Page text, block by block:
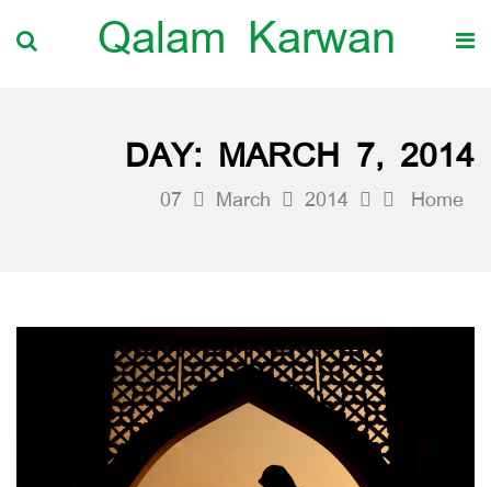
Qalam Karwan
DAY: MARCH 7, 2014
Home
2014
March
07